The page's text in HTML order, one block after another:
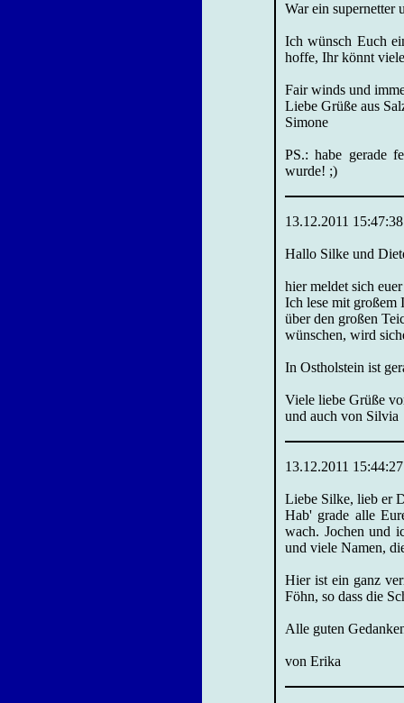
War ein supernetter
Ich wünsch Euch
hoffe, Ihr könnt
Fair winds und
Liebe Grüße aus
Simone
PS.: habe gerade
wurde! ;)
13.12.2011 15:47:38
Hallo Silke und
hier meldet sich
Ich lese mit großem
über den großen
wünschen, wird
In Ostholstein ist
Viele liebe Grüße
und auch von Silvia
13.12.2011 15:44:27
Liebe Silke, lieb er
Hab' grade alle
wach. Jochen und
und viele Namen,
Hier ist ein ganz
Föhn, so dass die
Alle guten
von Erika